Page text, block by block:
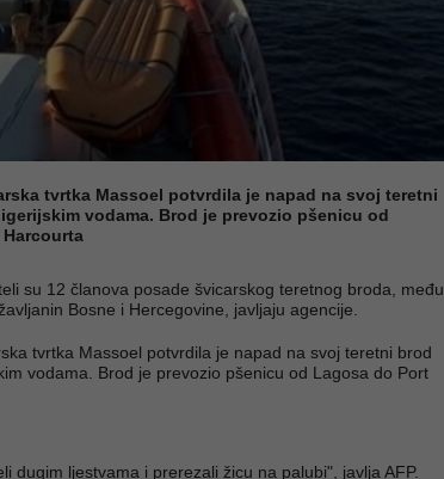
tvrtka Massoel potvrdila je napad na svoj teretni
vodama. Brod je prevozio pšenicu od
su 12 članova posade švicarskog teretnog broda, među
Bosne i Hercegovine, javljaju agencije.
tvrtka Massoel potvrdila je napad na svoj teretni brod
vodama. Brod je prevozio pšenicu od Lagosa do Port
dugim ljestvama i prerezali žicu na palubi", javlja AFP.